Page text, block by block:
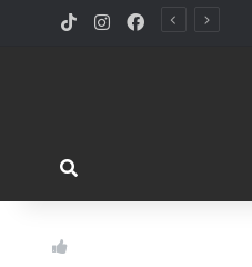
Facebook
Instagram
מה